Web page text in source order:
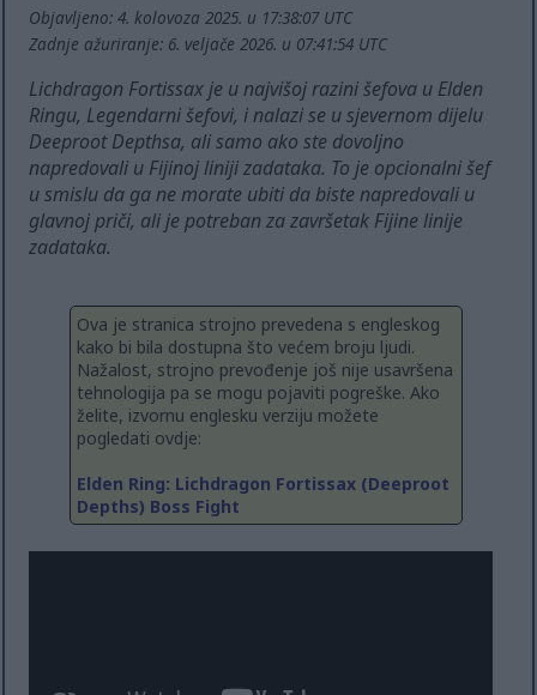
Objavljeno: 4. kolovoza 2025. u 17:38:07 UTC
Zadnje ažuriranje: 6. veljače 2026. u 07:41:54 UTC
Lichdragon Fortissax je u najvišoj razini šefova u Elden
Ringu, Legendarni šefovi, i nalazi se u sjevernom dijelu
Deeproot Depthsa, ali samo ako ste dovoljno
napredovali u Fijinoj liniji zadataka. To je opcionalni šef
u smislu da ga ne morate ubiti da biste napredovali u
glavnoj priči, ali je potreban za završetak Fijine linije
zadataka.
Ova je stranica strojno prevedena s engleskog
kako bi bila dostupna što većem broju ljudi.
Nažalost, strojno prevođenje još nije usavršena
tehnologija pa se mogu pojaviti pogreške. Ako
želite, izvornu englesku verziju možete
pogledati ovdje:
Elden Ring: Lichdragon Fortissax (Deeproot
Depths) Boss Fight